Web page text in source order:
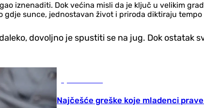
iznenaditi. Dok većina misli da je ključ u velikim
sunce, jednostavan život i priroda diktiraju tempo
dovoljno je spustiti se na jug. Dok ostatak
Najčešće greške koje mladenci